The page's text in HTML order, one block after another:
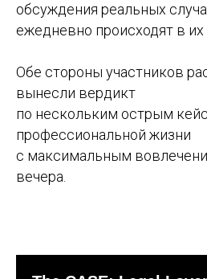
обсуждения реальных
ежедневно происходят в их
Обе стороны участников
вынесли вердикт
по нескольким острым
профессиональной жизни
с максимальным
вечера.